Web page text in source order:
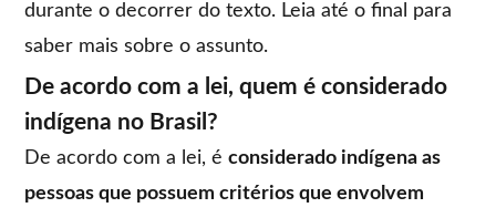
durante o decorrer do texto. Leia até o final para
saber mais sobre o assunto.
De acordo com a lei, quem é considerado
indígena no Brasil?
De acordo com a lei, éconsiderado indígena as
pessoas que possuem critérios que envolvem